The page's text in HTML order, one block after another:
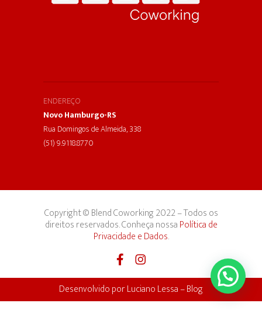
ENDEREÇO
Novo Hamburgo-RS
Rua Domingos de Almeida, 338
(51) 9.9118.8770
Copyright © Blend Coworking 2022 – Todos os
direitos reservados. Conheça nossaPolítica de
Privacidade e Dados.
Desenvolvido porLuciano Lessa–Blog